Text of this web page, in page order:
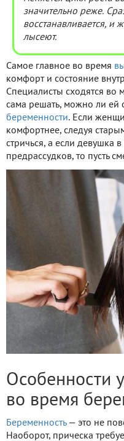
значительно реже.
восстанавливается, и
лысеют.
Самое главное во время
комфорт и состояние
Специалисты сходятся во
сама решать, можно ли ей
беременности. Если
комфортнее, следуя
стричься, а если девушка
предрассудков, то пусть
Особенности
во время
Беременность— это не
Наоборот, прическа